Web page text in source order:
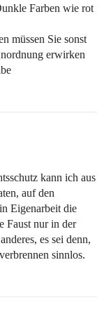
Farben wie rot
müssen Sie sonst
erwirken
kann ich aus
auf den
Eigenarbeit die
Faust nur in der
es sei denn,
sinnlos.